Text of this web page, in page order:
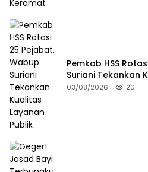
Pemkab HSS
Suriani Tekankan
03/08/2026 20